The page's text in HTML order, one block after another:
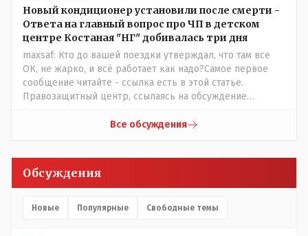
Новый кондиционер установили после смерти -
Ответа на главный вопрос про ЧП в детском
центре Костаная "НГ" добивалась три дня
maxsaf: Кто до вашей поездки утверждал, что там все
ОК, не жарко, и всё работает как надо?Самое первое
сообщение читайте - ссылка есть в этой статье.
Правозащитный центр, ссылаясь на обсуждение
прислали ему в виде аудиосообщений, пишет, что
настоящему времени их установили только в
помещениях, предназначенных для административно-
установлены кондиционеры, питьевой и температурный
Все обсуждения
Обсуждения
Новые Популярные Свободные темы